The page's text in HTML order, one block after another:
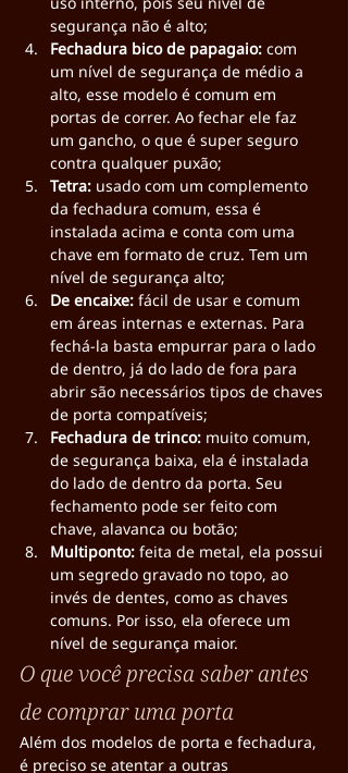
segurança não é alto;
Fechadura bico de papagaio: com
um nível de segurança de médio a
alto, esse modelo é comum em
portas de correr. Ao fechar ele faz
um gancho, o que é super seguro
contra qualquer puxão;
Tetra: usado com um complemento
da fechadura comum, essa é
instalada acima e conta com uma
chave em formato de cruz. Tem um
nível de segurança alto;
De encaixe: fácil de usar e comum
em áreas internas e externas. Para
fechá-la basta empurrar para o lado
de dentro, já do lado de fora para
abrir são necessários tipos de chaves
de porta compatíveis;
Fechadura de trinco: muito comum,
de segurança baixa, ela é instalada
do lado de dentro da porta. Seu
fechamento pode ser feito com
chave, alavanca ou botão;
Multiponto: feita de metal, ela possui
um segredo gravado no topo, ao
invés de dentes, como as chaves
comuns. Por isso, ela oferece um
nível de segurança maior.
O que você precisa saber antes
de comprar uma porta
Além dos modelos de porta e fechadura,
é preciso se atentar a outras